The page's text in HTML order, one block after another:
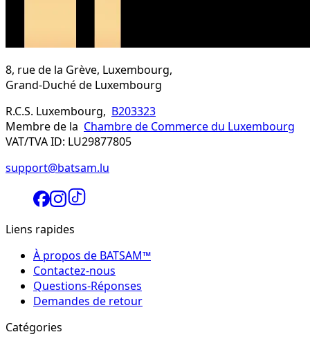
8, rue de la Grève, Luxembourg,
Grand-Duché de Luxembourg
R.C.S. Luxembourg, B203323
Membre de la Chambre de Commerce du Luxembourg
VAT/TVA ID: LU29877805
support@batsam.lu
Liens rapides
À propos de BATSAM™
Contactez-nous
Questions-Réponses
Demandes de retour
Catégories